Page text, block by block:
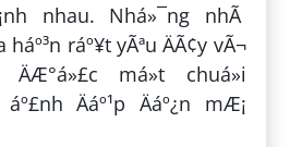
nhau. Nhá»¯ng nhÃ
ráº¥t yÃªu ÄÃ¢y vÃ¬
má»t chuá»i
Äáº¹p Äáº¿n mÆ¡